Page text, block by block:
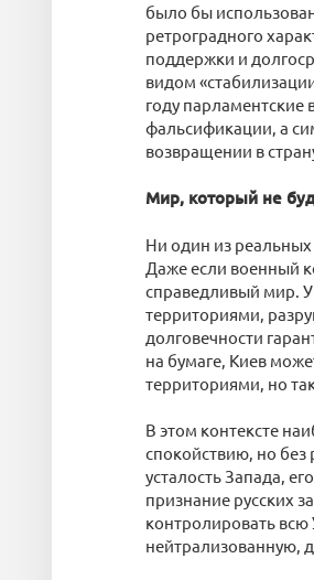
было бы
ретроградного
поддержки и
видом
году
фальсификации, а
возвращении в
Мир, который не
Ни один из
Даже если военный
справедливый мир.
территориями,
долговечности
на бумаге, Киев
территориями, но
В этом контексте
спокойствию, но без
усталость Запада,
признание русских
контролировать
нейтрализованную,